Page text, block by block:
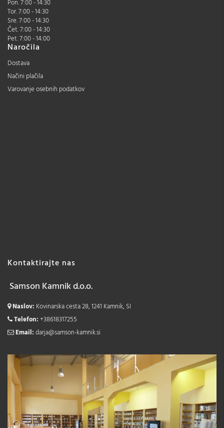
Pon. 7:00 - 14:30
Tor. 7:00 - 14:30
Sre. 7:00 - 14:30
Čet. 7:00 - 14:30
Pet. 7:00 - 14:00
Naročila
Dostava
Načini plačila
Varovanje osebnih podatkov
Kontaktirajte nas
Samson Kamnik d.o.o.
Naslov: Kovinarska cesta 28, 1241 Kamnik, SI
Telefon:+38618317255
Email:darja@samson-kamnik.si